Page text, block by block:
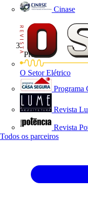
Cinase
O Setor Elétrico
Programa
Revista
Revista
Todos os parceiros
Produtos